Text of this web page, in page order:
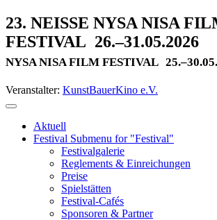
23. NEISSE NYSA NISA
FESTIVAL 26.–31.05.2026
NYSA NISA FILM FESTIVAL
Veranstalter: KunstBauerKino e.V.
Aktuell
Festival Submenu for "Festival"
Festivalgalerie
Reglements & Einreichungen
Preise
Spielstätten
Festival-Cafés
Sponsoren & Partner